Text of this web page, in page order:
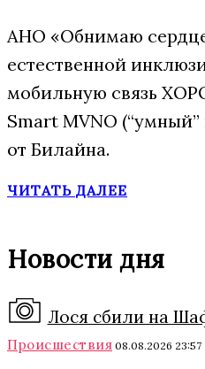
АНО «Обнимаю
естественной
мобильную связь
Smart MVNO
от Билайна.
ЧИТАТЬ ДАЛЕЕ
Новости дня
Лося сбили на
Происшествия 08.08.2026 23:57